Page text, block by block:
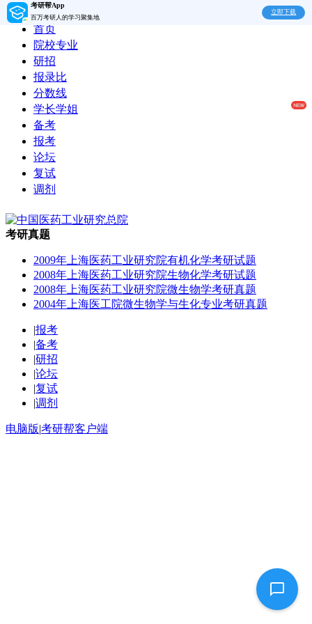
考研帮App
百万考研人的学习聚集地
立即下载
首页
院校专业
研招
报录比
分数线
学长学姐
备考
报考
论坛
复试
调剂
考研真题
2009年上海医药工业研究院有机化学考研试题
2008年上海医药工业研究院生物化学考研试题
2008年上海医药工业研究院微生物学考研真题
2004年上海医工院微生物学与生化专业考研真题
|报考
|备考
|研招
|论坛
|复试
|调剂
电脑版|考研帮客户端